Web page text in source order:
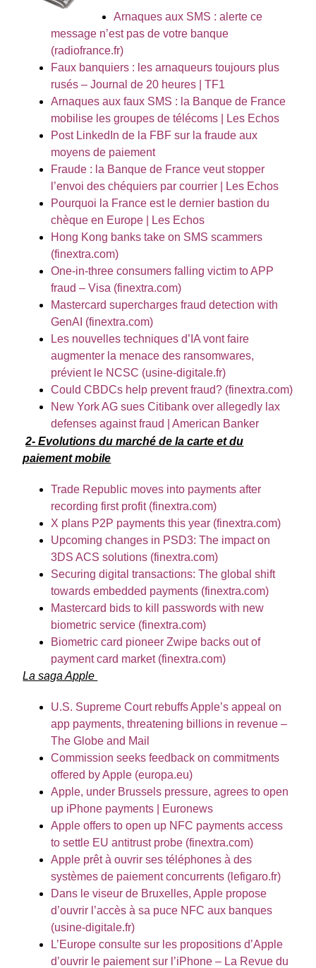
Arnaques aux SMS : alerte ce
message n’est pas de votre banque
(radiofrance.fr)
Faux banquiers : les arnaqueurs toujours plus
rusés – Journal de 20 heures | TF1
Arnaques aux faux SMS : la Banque de France
mobilise les groupes de télécoms | Les Echos
Post LinkedIn de la FBF sur la fraude aux
moyens de paiement
Fraude : la Banque de France veut stopper
l’envoi des chéquiers par courrier | Les Echos
Pourquoi la France est le dernier bastion du
chèque en Europe | Les Echos
Hong Kong banks take on SMS scammers
(finextra.com)
One-in-three consumers falling victim to APP
fraud – Visa (finextra.com)
Mastercard supercharges fraud detection with
GenAI (finextra.com)
Les nouvelles techniques d’IA vont faire
augmenter la menace des ransomwares,
prévient le NCSC (usine-digitale.fr)
Could CBDCs help prevent fraud? (finextra.com)
New York AG sues Citibank over allegedly lax
defenses against fraud | American Banker
2- Evolutions du marché de la carte et du
paiement mobile
Trade Republic moves into payments after
recording first profit (finextra.com)
X plans P2P payments this year (finextra.com)
Upcoming changes in PSD3: The impact on
3DS ACS solutions (finextra.com)
Securing digital transactions: The global shift
towards embedded payments (finextra.com)
Mastercard bids to kill passwords with new
biometric service (finextra.com)
Biometric card pioneer Zwipe backs out of
payment card market (finextra.com)
La saga Apple
U.S. Supreme Court rebuffs Apple’s appeal on
app payments, threatening billions in revenue –
The Globe and Mail
Commission seeks feedback on commitments
offered by Apple (europa.eu)
Apple, under Brussels pressure, agrees to open
up iPhone payments | Euronews
Apple offers to open up NFC payments access
to settle EU antitrust probe (finextra.com)
Apple prêt à ouvrir ses téléphones à des
systèmes de paiement concurrents (lefigaro.fr)
Dans le viseur de Bruxelles, Apple propose
d’ouvrir l’accès à sa puce NFC aux banques
(usine-digitale.fr)
L’Europe consulte sur les propositions d’Apple
d’ouvrir le paiement sur l’iPhone – La Revue du